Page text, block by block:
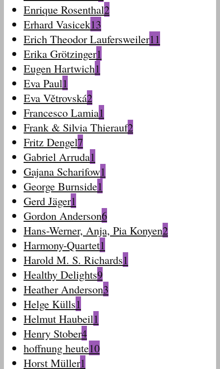
Enrique Rosenthal2
Erhard Vasicek13
Erich Theodor Laufersweiler11
Erika Grötzinger1
Eugen Hartwich1
Eva Paul1
Eva Větrovská2
Francesco Lamia1
Frank & Silvia Thierauf2
Fritz Dengel7
Gabriel Arruda1
Gajana Scharifow1
George Burnside1
Gerd Jäger1
Gordon Anderson6
Hans-Werner, Anja, Pia Konyen2
Harmony-Quartet1
Harold M. S. Richards1
Healthy Delights9
Heather Anderson3
Helge Külls1
Helmut Haubeil1
Henry Stober4
hoffnung heute10
Horst Müller1